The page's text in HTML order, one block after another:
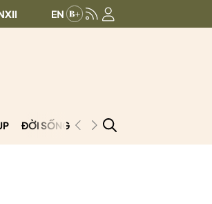
+ 0.25 (+0.09%)
ĐỜI SỐNG PODCAST